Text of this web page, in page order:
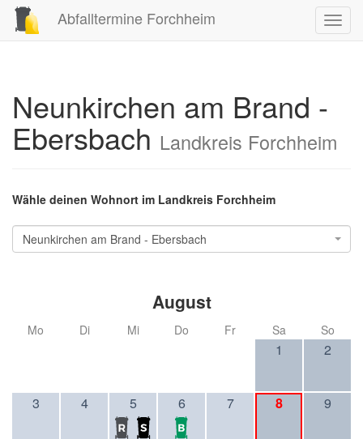
Abfalltermine Forchheim
Neunkirchen am Brand -
Ebersbach Landkreis Forchheim
Wähle deinen Wohnort im Landkreis Forchheim
Neunkirchen am Brand - Ebersbach
August
Mo Di Mi Do Fr Sa So
1 2
3 4 5 6 7 8 9